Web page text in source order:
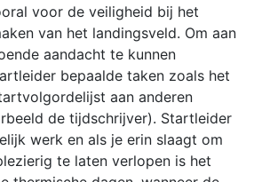
voor de veiligheid bij het
van het landingsveld. Om aan
aandacht te kunnen
bepaalde taken zoals het
aan anderen
de tijdschrijver). Startleider
werk en als je erin slaagt om
te laten verlopen is het